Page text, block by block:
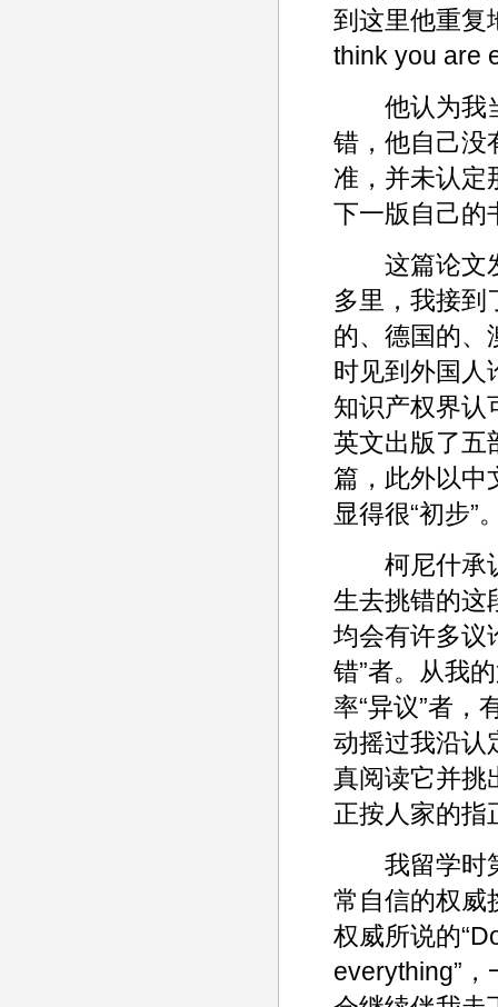
到这里他重复
think you are
他认为我当
错，他自己没
准，并未认定
下一版自己的
这篇论文发
多里，我接到
的、德国的、
时见到外国人
知识产权界认
英文出版了五
篇，此外以中
显得很“初步”
柯尼什承认
生去挑错的这
均会有许多议
错”者。从我
率“异议”者，
动摇过我沿认
真阅读它并挑
正按人家的指
我留学时第
常自信的权威
权威所说的
everything”